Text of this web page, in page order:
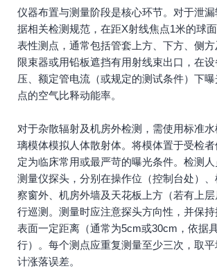
仪器布置与测量阶段是核心环节。对于泄
据相关检测规范，在距X射线焦点1米的球
表性测点，通常包括管套上方、下方、侧
限束器或用铅板遮挡有用射线束出口，在
压、额定管电流（或规定的测试条件）下曝
点的空气比释动能率。
对于杂散辐射及机房外检测，需使用标准
璃模体模拟人体散射体。将模体置于受检
定为临床常用或最严苛的曝光条件。检测
测量仪探头，分别在操作位（控制台处）
察窗外、机房外墙及天花板上方（若有上
行巡测。测量时应注意探头方向性，并保
表面一定距离（通常为5cm或30cm，依据
行）。每个测点应重复测量至少三次，取
计涨落误差。